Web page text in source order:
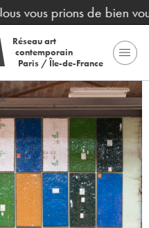
prions de bien vouloir
Réseau art
contemporain
Paris / Île-de-France